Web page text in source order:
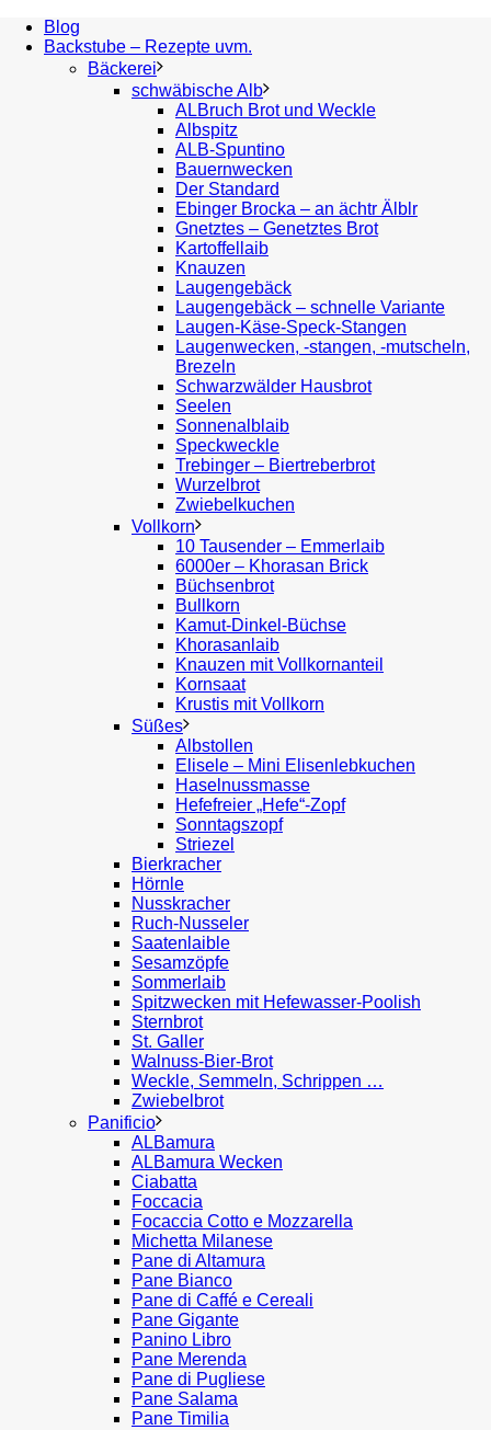
Blog
Backstube – Rezepte uvm.
Bäckerei
schwäbische Alb
ALBruch Brot und Weckle
Albspitz
ALB-Spuntino
Bauernwecken
Der Standard
Ebinger Brocka – an ächtr Älblr
Gnetztes – Genetztes Brot
Kartoffellaib
Knauzen
Laugengebäck
Laugengebäck – schnelle Variante
Laugen-Käse-Speck-Stangen
Laugenwecken, -stangen, -mutscheln,
Brezeln
Schwarzwälder Hausbrot
Seelen
Sonnenalblaib
Speckweckle
Trebinger – Biertreberbrot
Wurzelbrot
Zwiebelkuchen
Vollkorn
10 Tausender – Emmerlaib
6000er – Khorasan Brick
Büchsenbrot
Bullkorn
Kamut-Dinkel-Büchse
Khorasanlaib
Knauzen mit Vollkornanteil
Kornsaat
Krustis mit Vollkorn
Süßes
Albstollen
Elisele – Mini Elisenlebkuchen
Haselnussmasse
Hefefreier „Hefe“-Zopf
Sonntagszopf
Striezel
Bierkracher
Hörnle
Nusskracher
Ruch-Nusseler
Saatenlaible
Sesamzöpfe
Sommerlaib
Spitzwecken mit Hefewasser-Poolish
Sternbrot
St. Galler
Walnuss-Bier-Brot
Weckle, Semmeln, Schrippen …
Zwiebelbrot
Panificio
ALBamura
ALBamura Wecken
Ciabatta
Foccacia
Focaccia Cotto e Mozzarella
Michetta Milanese
Pane di Altamura
Pane Bianco
Pane di Caffé e Cereali
Pane Gigante
Panino Libro
Pane Merenda
Pane di Pugliese
Pane Salama
Pane Timilia